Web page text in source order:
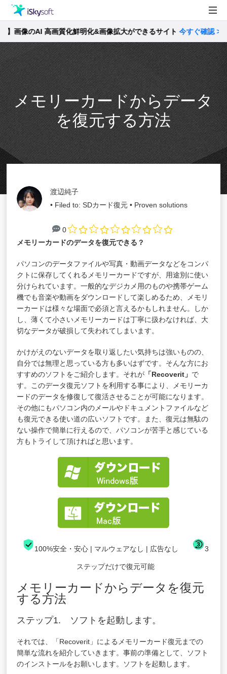
製品
Utility
製品活用事例
ストア
サポート
像のAI 高画質化鮮明化&画像拡大ができるサイト今すぐ確認 >>
メモリーカードからデータ
を復元する方法
渡辺純子
• Filed to:SDカード復元 • Proven solutions
0
メモリーカードのデータを復元できる？
パソコンのデータファイルや写真・動画データなどをコンパ
クトに保存してくれるメモリーカードですが、用途別に使い
分けられています。一般的なデジカメ用のものや携帯ゲーム
機でも音楽や動画をダウンロードして楽しめるため、メモリ
ーカードは様々な場面で必須と言えるかもしれません。しか
し、薄くて小さいメモリーカードは丁寧に扱わなければ、大
切なデータが破損して失われてしまいます。
かけがえのないデータを取り返したい気持ちは強いものの、
自分では無理と思っている方も多いはずです。そんな方にお
すすめのソフトをご紹介します。それが 「Recoverit 」 で
す。このデータ復元ソフトを利用する事により、メモリーカ
ードのデータを修復して復活させることが可能になります。
その他にもパソコン内のメールやドキュメントファイルなど
も復元できる使い道の広いソフトです。また、復元は無駄の
ない操作で簡単に行えるので、パソコンが苦手と感じている
方もトライして頂ければと思います。
100%安全・安心 | マルウェアなし | 広告なし 3
ステップだけで復元可能
メモリーカードからデータを復元
する方法
ステップ1. ソフトを起動します。
それでは、「Recoverit」によるメモリーカード復元までの
簡単な流れを紹介していきます。事前の準備として、ソフト
のインストールをお願いします。ソフトを起動します。